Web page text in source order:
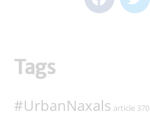
Tags
#UrbanNaxals article 370